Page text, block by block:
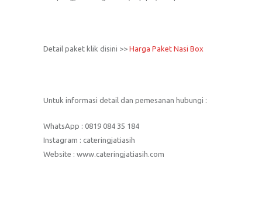
Detail paket klik disini >> Harga Paket Nasi Box
Untuk informasi detail dan pemesanan hubungi :
WhatsApp : 0819 084 35 184
Instagram : cateringjatiasih
Website : www.cateringjatiasih.com